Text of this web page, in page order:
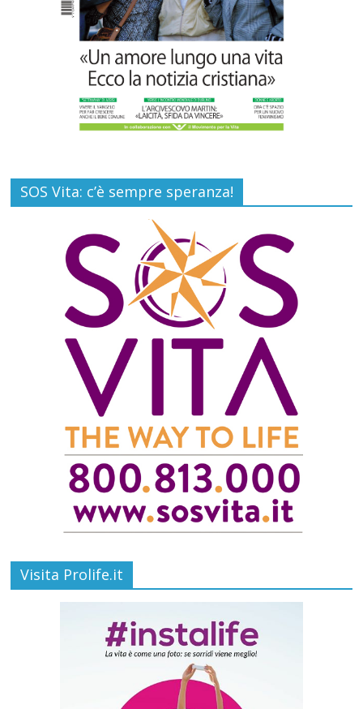
SOS Vita: c’è sempre speranza!
Visita Prolife.it